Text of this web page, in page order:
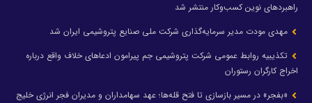
راهبردهای نوین کسب‌وکار منتشر شد
مهدی مودت مدیر سرمایه‌گذاری شرکت ملی صنایع پتروشیمی ایران شد
تکذیبیه روابط عمومی شرکت پتروشیمی جم پیرامون ادعاهای خلاف واقع درباره
اخراج کارگران رستوران
«بفجر» در مسیر بازسازی تا فتح قله‌ها؛ عهد سهامداران و مدیران فجر انرژی خلیج